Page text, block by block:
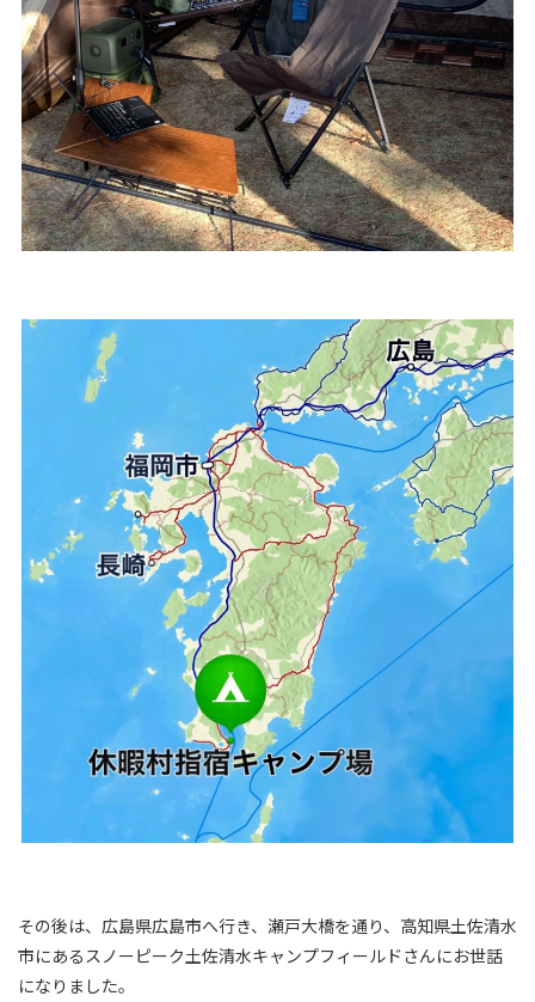
その後は、広島県広島市へ行き、瀬戸大橋を通り、高知県土佐清水
市にあるスノーピーク土佐清水キャンプフィールドさんにお世話
になりました。